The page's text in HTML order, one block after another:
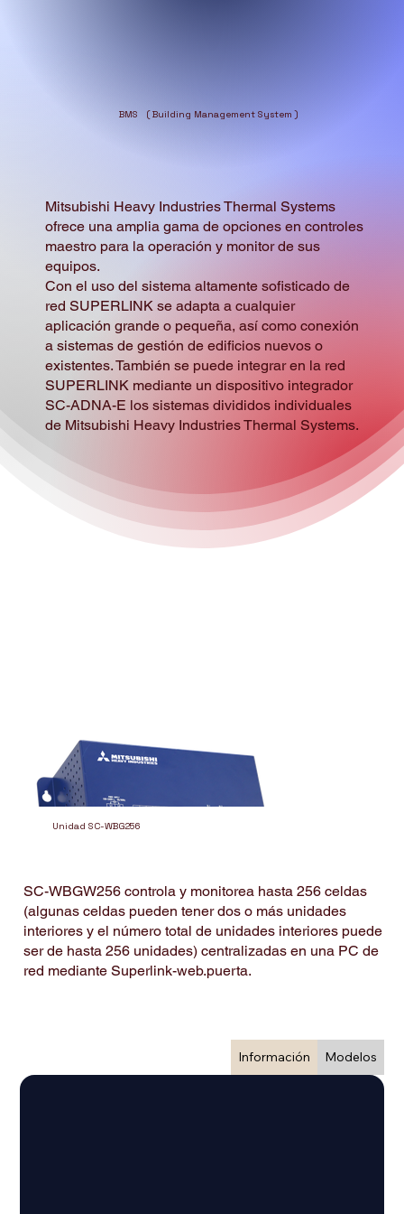
BMS ( Building Management System )
Mitsubishi Heavy Industries Thermal Systems
ofrece una amplia gama de opciones en controles
maestro para la operación y monitor de sus
equipos.
Con el uso del sistema altamente sofisticado de
red SUPERLINK se adapta a cualquier
aplicación grande o pequeña, así como conexión
a sistemas de gestión de edificios nuevos o
existentes. También se puede integrar en la red
SUPERLINK mediante un dispositivo integrador
SC-ADNA-E los sistemas divididos individuales
de Mitsubishi Heavy Industries Thermal Systems.
Unidad SC-WBG256
Modelos
Información
SC-WBGW256 controla y monitorea hasta 256 celdas
(algunas celdas pueden tener dos o más unidades
interiores y el número total de unidades interiores puede
ser de hasta 256 unidades) centralizadas en una PC de
red mediante Superlink-web.puerta.